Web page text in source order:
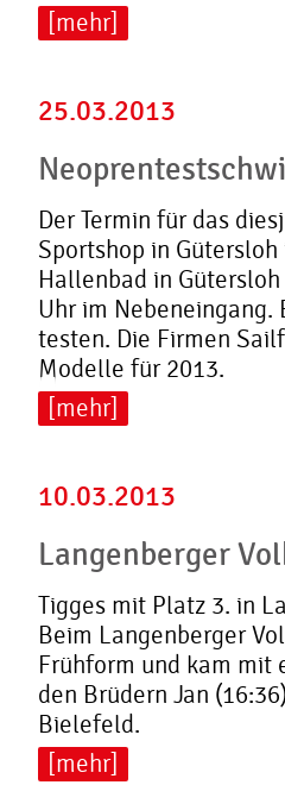
[mehr]
25.03.2013
Der Termin für das
Sportshop in
Hallenbad in
Uhr im Nebeneingang.
testen. Die Firmen
Modelle für 2013.
[mehr]
10.03.2013
Langenberger
Tigges mit Platz 3. in
Beim Langenberger
Frühform und kam mit
den Brüdern Jan
Bielefeld.
[mehr]